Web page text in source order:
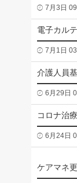
7月3日
電子カル
7月1日
介護人員
6月29日
コロナ治
6月24日
ケアマネ